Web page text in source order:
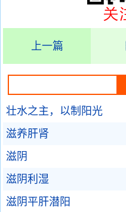
上一篇
壮水之主，以制阳光
滋养肝肾
滋阴
滋阴利湿
滋阴平肝潜阳